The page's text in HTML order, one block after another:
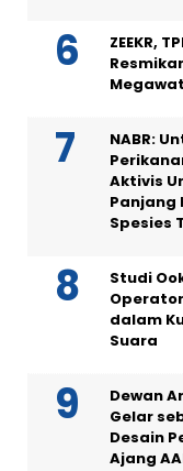
ZEEKR,
NABR:
Aktivis
Panjang
Spesies
Studi
dalam
Suara
Dewan
Gelar
Desain
Ajang